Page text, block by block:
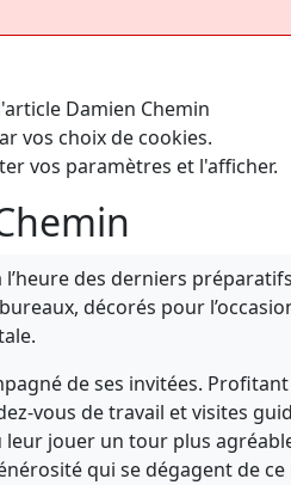
vos choix de cookies.
vos paramètres et l'afficher.
l’heure des derniers
décorés pour
de ses invitées.
vous de travail et visites
jouer un tour plus
qui se dégagent de